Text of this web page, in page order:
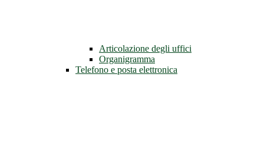
Articolazione degli uffici
Organigramma
Telefono e posta elettronica